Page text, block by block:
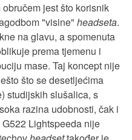
jest što korisnik
"visine" headseta.
na glavu, a spomenuta
prema tjemenu i
mase. Taj koncept nije
što se desetljećima
studijskih slušalica, s
razina udobnosti, čak i
Lightspeeda nije